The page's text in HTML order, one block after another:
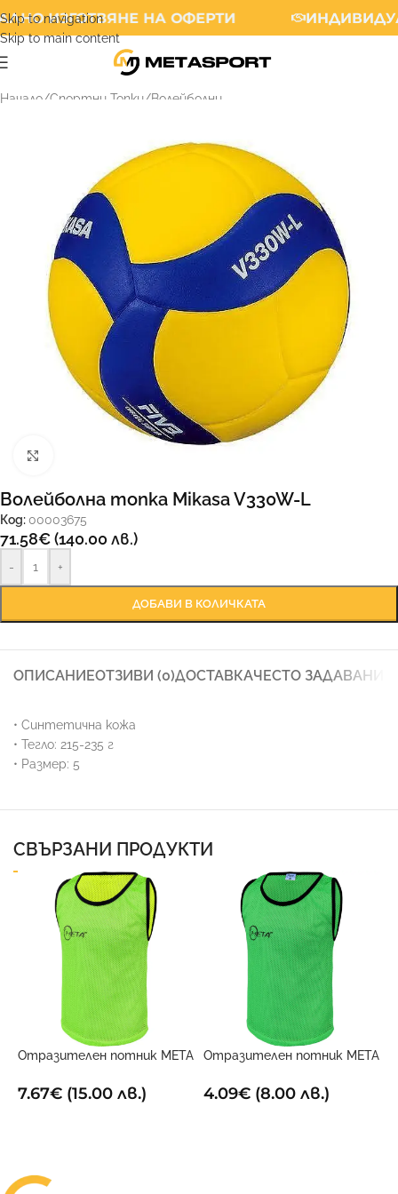
Skip to navigation
Skip to main content
ИЗГОТВЯНЕ НА ОФЕРТИ
Начало/Спортни Топки/Волейболни
Волейболна топка Mikasa V330W-L
Код: 00003675
71.58€(140.00 лв.)
- +
ДОБАВИ В КОЛИЧКАТА
ОПИСАНИЕОТЗИВИ (0)ДОСТАВКАЧЕСТО ЗАДАВАНИ
• Синтетична кожа
• Тегло: 215-235 г
• Размер: 5
СВЪРЗАНИ ПРОДУКТИ
Отразителен потник META
7.67€ (15.00 лв.)
Отразителен потник META
4.09€(8.00 лв.)